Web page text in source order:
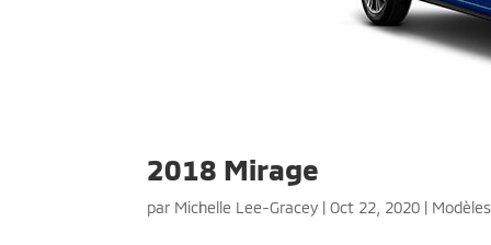
2018 Mirage
par Michelle Lee-Gracey |Oct 22, 2020 | Modèles